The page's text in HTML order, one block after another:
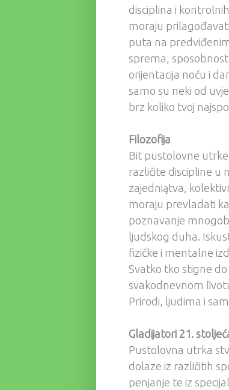
disciplina i
moraju
puta na
sprema,
orijentacija noću i
samo su neki od
brz koliko tvoj
Filozofija
Bit pustolovne
različite discipline u
zajedniątva,
moraju prevladati
poznavanje
ljudskog duha.
fizičke i mentalne
Svatko tko stigne
svakodnevnom
Prirodi, ljudima i
Gladijatori 21.
Pustolovna utrka
dolaze iz različitih
penjanje te iz